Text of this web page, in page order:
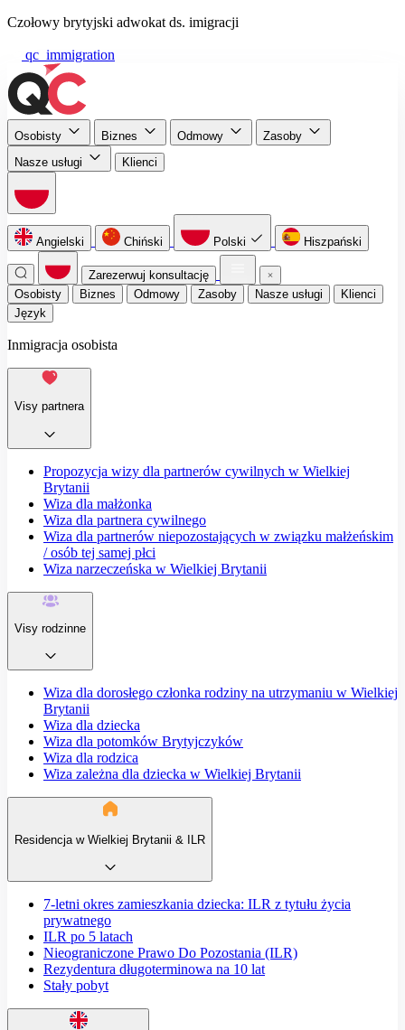
Czołowy brytyjski adwokat ds. imigracji
qc_immigration
Osobisty Biznes Odmowy
Zasoby
Nasze usługi
Klienci
Angielski Chiński Polski Hiszpański
Zarezerwuj konsultację
Osobisty
Biznes Odmowy Zasoby Nasze usługi
Klienci
Język
Inmigracja osobista
Visy partnera
Propozycja wizy dla partnerów cywilnych w Wielkiej
Brytanii
Wiza dla małżonka
Wiza dla partnera cywilnego
Wiza dla partnerów niepozostających w związku małżeńskim
/ osób tej samej płci
Wiza narzeczeńska w Wielkiej Brytanii
Visy rodzinne
Wiza dla dorosłego członka rodziny na utrzymaniu w Wielkiej
Brytanii
Wiza dla dziecka
Wiza dla potomków Brytyjczyków
Wiza dla rodzica
Wiza zależna dla dziecka w Wielkiej Brytanii
Residencja w Wielkiej Brytanii & ILR
7-letni okres zamieszkania dziecka: ILR z tytułu życia
prywatnego
ILR po 5 latach
Nieograniczone Prawo Do Pozostania (ILR)
Rezydentura długoterminowa na 10 lat
Stały pobyt